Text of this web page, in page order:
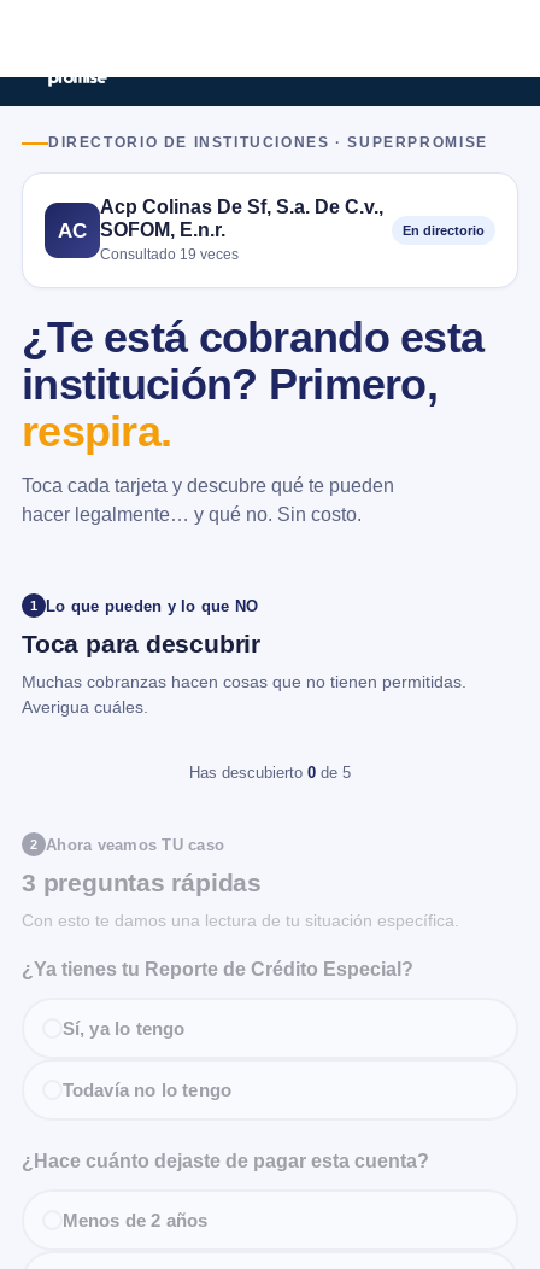
DIRECTORIO DE INSTITUCIONES · SUPERPROMISE
AC
Acp Colinas De Sf, S.a. De C.v.,
SOFOM, E.n.r.
Consultado 19 veces
En directorio
¿Te está cobrando esta
institución? Primero,
respira.
Toca cada tarjeta y descubre qué te pueden
hacer legalmente… y qué no. Sin costo.
1 Lo que pueden y lo que NO
Toca para descubrir
Muchas cobranzas hacen cosas que no tienen permitidas.
Averigua cuáles.
Has descubierto 0 de 5
2 Ahora veamos TU caso
3 preguntas rápidas
Con esto te damos una lectura de tu situación específica.
¿Ya tienes tu Reporte de Crédito Especial?
Sí, ya lo tengo
Todavía no lo tengo
¿Hace cuánto dejaste de pagar esta cuenta?
Menos de 2 años